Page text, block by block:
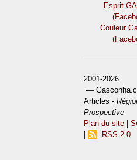
Esprit
Couleur
2001-2026
—
Articles -
Prospective
Plan du site |
RSS 2.0